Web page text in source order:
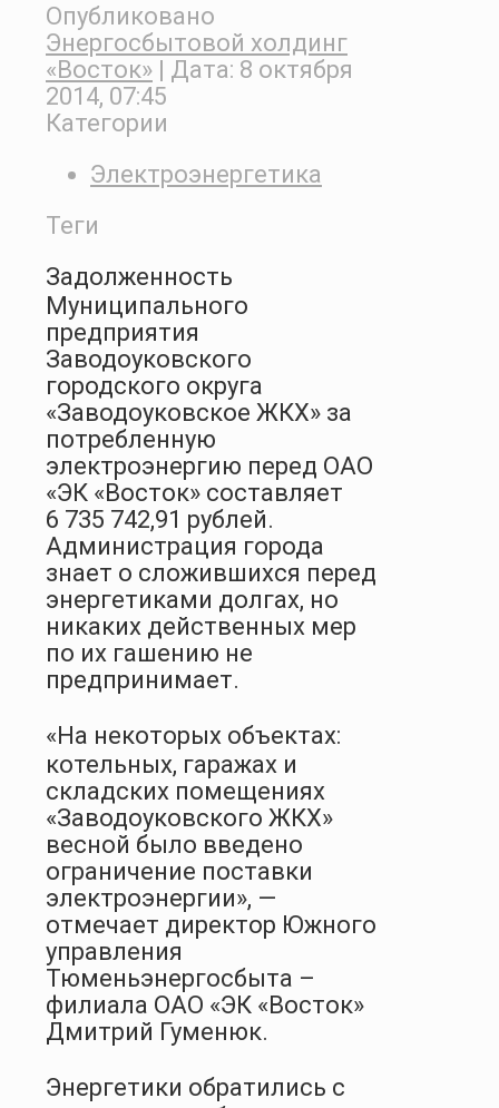
Опубликовано
Энергосбытовой холдинг
«Восток» | Дата: 8 октября
2014, 07:45
Категории
Электроэнергетика
Теги
Задолженность
Муниципального
предприятия
Заводоуковского
городского округа
«Заводоуковское ЖКХ» за
потребленную
электроэнергию перед ОАО
«ЭК «Восток» составляет
6 735 742,91 рублей.
Администрация города
знает о сложившихся перед
энергетиками долгах, но
никаких действенных мер
по их гашению не
предпринимает.
«На некоторых объектах:
котельных, гаражах и
складских помещениях
«Заводоуковского ЖКХ»
весной было введено
ограничение поставки
электроэнергии», —
отмечает директор Южного
управления
Тюменьэнергосбыта –
филиала ОАО «ЭК «Восток»
Дмитрий Гуменюк.
Энергетики обратились с